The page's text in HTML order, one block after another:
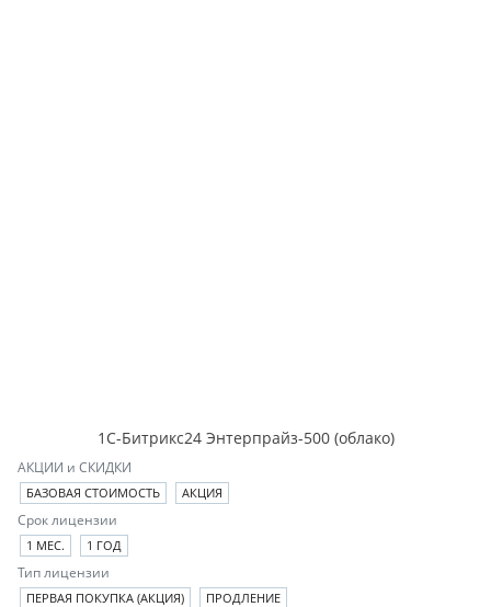
1С-Битрикс24 Энтерпрайз-500 (облако)
АКЦИИ и СКИДКИ
БАЗОВАЯ СТОИМОСТЬ АКЦИЯ
Срок лицензии
1 МЕС. 1 ГОД
Тип лицензии
ПЕРВАЯ ПОКУПКА (АКЦИЯ) ПРОДЛЕНИЕ